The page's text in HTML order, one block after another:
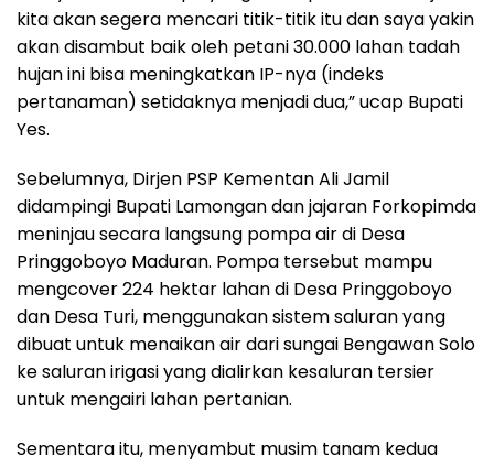
kita akan segera mencari titik-titik itu dan saya yakin
akan disambut baik oleh petani 30.000 lahan tadah
hujan ini bisa meningkatkan IP-nya (indeks
pertanaman) setidaknya menjadi dua,” ucap Bupati
Yes.
Sebelumnya, Dirjen PSP Kementan Ali Jamil
didampingi Bupati Lamongan dan jajaran Forkopimda
meninjau secara langsung pompa air di Desa
Pringgoboyo Maduran. Pompa tersebut mampu
mengcover 224 hektar lahan di Desa Pringgoboyo
dan Desa Turi, menggunakan sistem saluran yang
dibuat untuk menaikan air dari sungai Bengawan Solo
ke saluran irigasi yang dialirkan kesaluran tersier
untuk mengairi lahan pertanian.
Sementara itu, menyambut musim tanam kedua